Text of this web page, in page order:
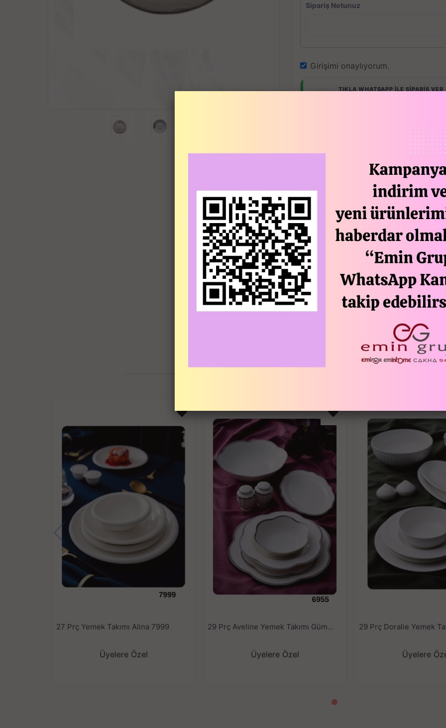
Sipariş Notunuz
Girişimi onaylıyorum.
TIKLA WHATSAPP İLE SİPARİŞ VER
SEPETTE
1 Adet fiyatıdır.
Çap: 17 cm
Yükseklik: 3.5 cm
Keyifli sofraları daha da güzelleştirir
özel davetlere uyum sağlar.
Şık tasarımıyla yemeklerin damağa
ürünümüzü farklı tarzdaki yemeklerin
Stok durumuna göre desen farklılık
27 Prç Yemek Takımı Alina 7999
Üyelere Özel
29 Prç Aveline Yemek Takımı Gümüş 6955---
Üyelere Özel Üyelere